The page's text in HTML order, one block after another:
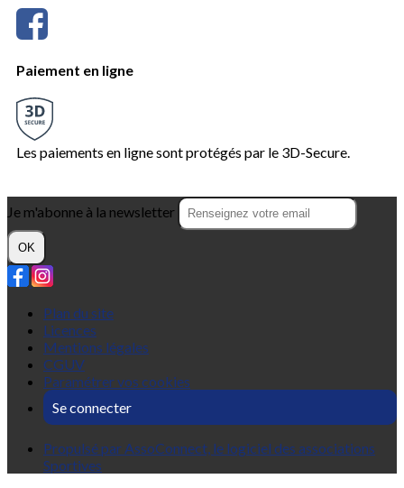
Paiement en ligne
Les paiements en ligne sont protégés par le 3D-Secure.
Je m'abonne à la newsletter
OK
Plan du site
Licences
Mentions légales
CGUV
Paramétrer vos cookies
Se connecter
Propulsé par AssoConnect, le logiciel des associations
Sportives